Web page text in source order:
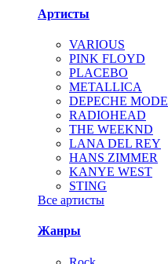
Артисты
VARIOUS
PINK FLOYD
PLACEBO
METALLICA
DEPECHE MODE
RADIOHEAD
THE WEEKND
LANA DEL REY
HANS ZIMMER
KANYE WEST
STING
Все артисты
Жанры